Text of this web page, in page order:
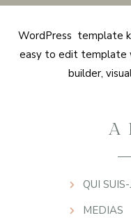
WordPress template
easy to edit template
builder,
A
QUI SUIS-
MEDIAS